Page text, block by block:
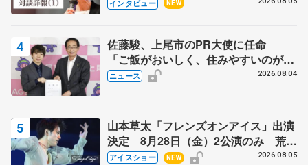
インタビュー NEW
佐藤駿、上尾市のPR大使に任命
「ご飯がおいしく、住みやすいのが魅
力」
ニュース 2026.08.04
山本草太「フレンズオンアイス」出演
決定 8月28日（金）2公演のみ 荒川
静香さんプロデュース、20周年のアイ
アイスショー NEW 2026.08.05